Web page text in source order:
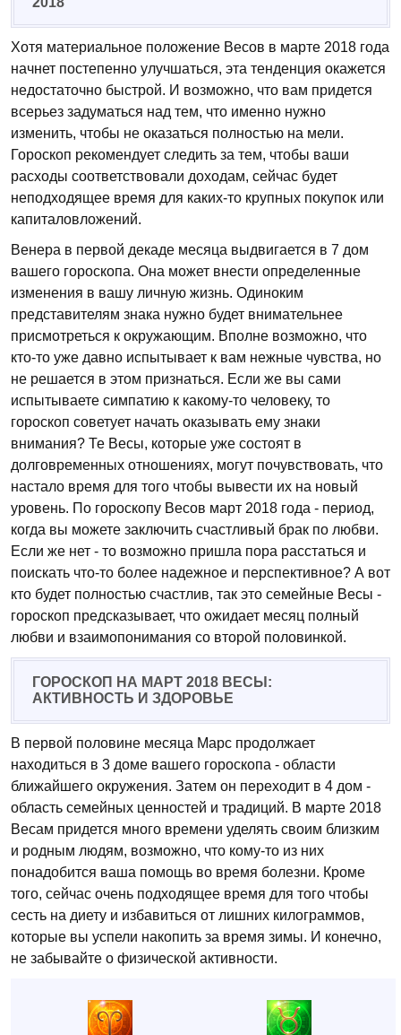
Хотя материальное положение Весов в марте 2018 года
начнет постепенно улучшаться, эта тенденция окажется
недостаточно быстрой. И возможно, что вам придется
всерьез задуматься над тем, что именно нужно
изменить, чтобы не оказаться полностью на мели.
Гороскоп рекомендует следить за тем, чтобы ваши
расходы соответствовали доходам, сейчас будет
неподходящее время для каких-то крупных покупок или
капиталовложений.
Венера в первой декаде месяца выдвигается в 7 дом
вашего гороскопа. Она может внести определенные
изменения в вашу личную жизнь. Одиноким
представителям знака нужно будет внимательнее
присмотреться к окружающим. Вполне возможно, что
кто-то уже давно испытывает к вам нежные чувства, но
не решается в этом признаться. Если же вы сами
испытываете симпатию к какому-то человеку, то
гороскоп советует начать оказывать ему знаки
внимания? Те Весы, которые уже состоят в
долговременных отношениях, могут почувствовать, что
настало время для того чтобы вывести их на новый
уровень. По гороскопу Весов март 2018 года - период,
когда вы можете заключить счастливый брак по любви.
Если же нет - то возможно пришла пора расстаться и
поискать что-то более надежное и перспективное? А вот
кто будет полностью счастлив, так это семейные Весы -
гороскоп предсказывает, что ожидает месяц полный
любви и взаимопонимания со второй половинкой.
ГОРОСКОП НА МАРТ 2018 ВЕСЫ:
АКТИВНОСТЬ И ЗДОРОВЬЕ
В первой половине месяца Марс продолжает
находиться в 3 доме вашего гороскопа - области
ближайшего окружения. Затем он переходит в 4 дом -
область семейных ценностей и традиций. В марте 2018
Весам придется много времени уделять своим близким
и родным людям, возможно, что кому-то из них
понадобится ваша помощь во время болезни. Кроме
того, сейчас очень подходящее время для того чтобы
сесть на диету и избавиться от лишних килограммов,
которые вы успели накопить за время зимы. И конечно,
не забывайте о физической активности.